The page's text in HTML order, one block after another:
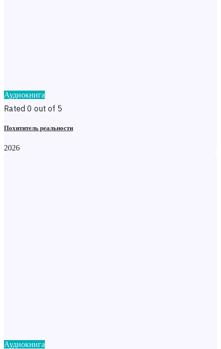
Аудиокнига
Rated 0 out of 5
Похититель реальности
2026
Аудиокнига